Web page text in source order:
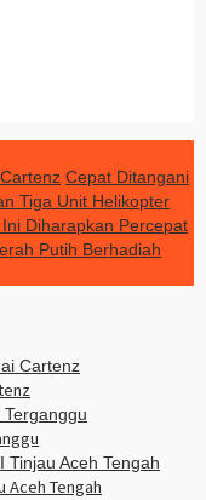
Cepat Ditangani
Tiga Unit Helikopter
Diharapkan Percepat
Putih Berhadiah
Aceh Tengah